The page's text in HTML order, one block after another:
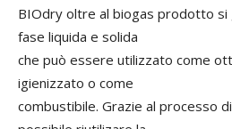
BIOdry oltre al biogas prodotto si
fase liquida e solida
che può essere utilizzato come
igienizzato o come
combustibile. Grazie al processo